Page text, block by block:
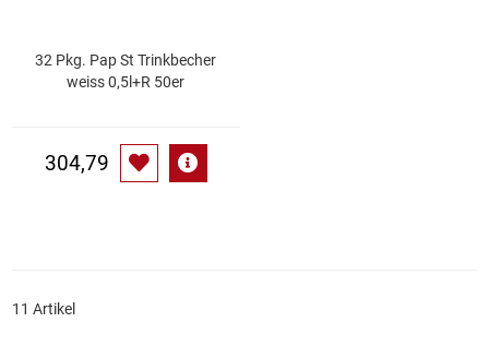
Porzellan
Reinigungshilfsmittel
32 Pkg. Pap St Trinkbecher
weiss 0,5l+R 50er
304,79
11 Artikel